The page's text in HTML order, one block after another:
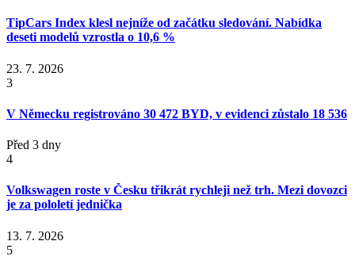
TipCars Index klesl nejníže od začátku sledování. Nabídka
deseti modelů vzrostla o 10,6 %
23. 7. 2026
3
V Německu registrováno 30 472 BYD, v evidenci zůstalo 18 536
Před 3 dny
4
Volkswagen roste v Česku třikrát rychleji než trh. Mezi dovozci
je za pololetí jednička
13. 7. 2026
5